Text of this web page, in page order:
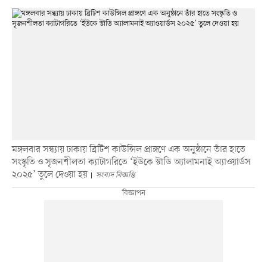
মঙ্গলবার সন্ধ্যায় ঢাকায় ব্রিটিশ কাউন্সিল প্রাঙ্গণে এক অনুষ্ঠানে তাঁর হাতে
সংস্কৃতি ও সৃজনশীলতা ক্যাটাগরিতে ‘ইউকে স্টাডি অ্যালামনাই অ্যাওয়ার্ডস
২০২৫’ তুলে দেওয়া হয়
সংবাদ বিজ্ঞপ্তি